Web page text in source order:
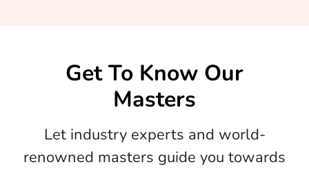
Get To Know Our
Masters
Let industry experts and world-
renowned masters guide you towards